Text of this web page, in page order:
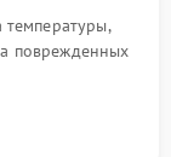
поврежденных
контактов.